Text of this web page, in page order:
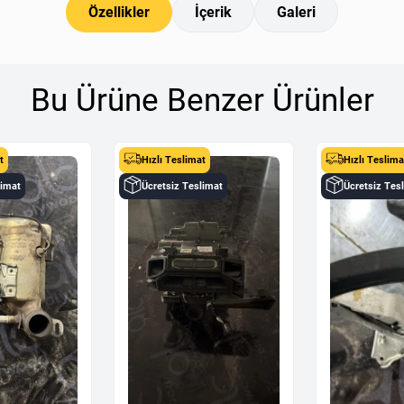
Özellikler İçerik Galeri
Bu Ürüne Benzer Ürünler
Hızlı Teslimat
Ücretsiz Teslimat
Hızlı
Ücretsiz